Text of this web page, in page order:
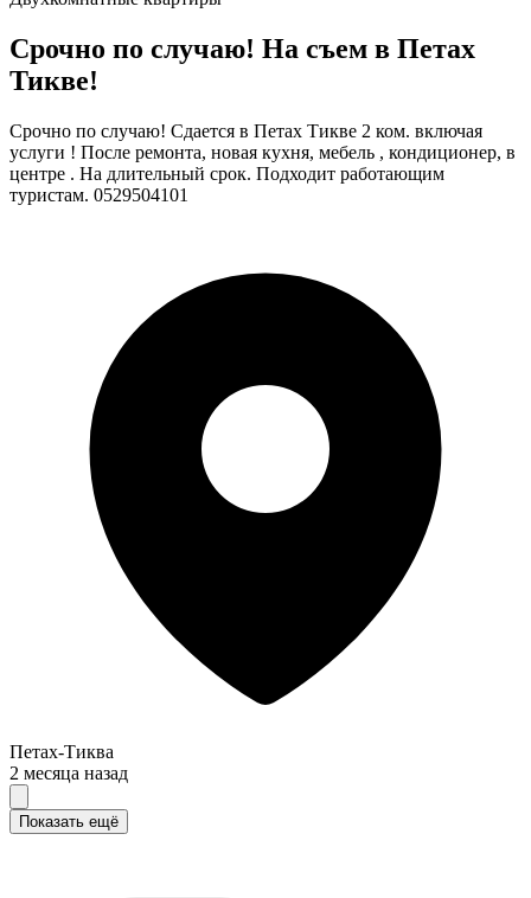
Срочно по случаю! На съем в Петах
Тикве!
Срочно по случаю! Сдается в Петах Тикве 2 ком. включая
услуги ! После ремонта, новая кухня, мебель , кондиционер, в
центре . На длительный срок. Подходит работающим
туристам. 0529504101
Петах-Тиква
2 месяца назад
Показать ещё